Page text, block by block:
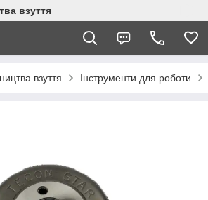
взуття
взуття Інструменти для роботи